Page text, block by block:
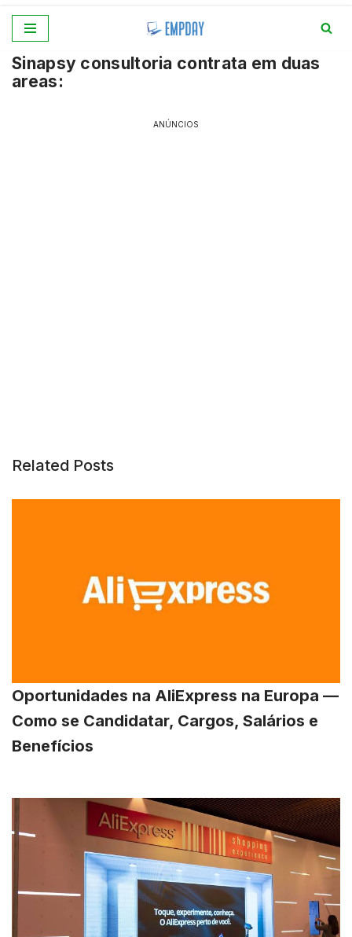
para
o
Sinapsy consultoria contrata em duas
areas:
ANÚNCIOS
Related Posts
Oportunidades na AliExpress na Europa —
Como se Candidatar, Cargos, Salários e
Benefícios